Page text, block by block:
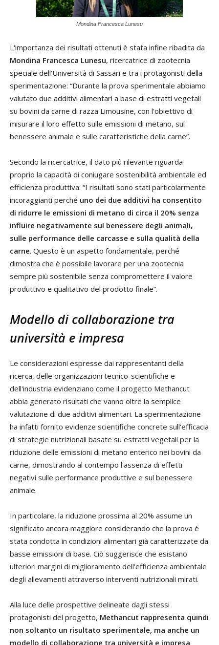
Mondina Francesca Lunesu
L'importanza dei risultati ottenuti è stata infine ribadita da
Mondina Francesca Lunesu, ricercatrice di zootecnia
speciale dell'Università di Sassari e tra i protagonisti della
sperimentazione: “Durante la prova sperimentale abbiamo
valutato due additivi alimentari a base di estratti vegetali
su bovini da carne di razza Limousine, con l'obiettivo di
misurare il loro effetto sulle emissioni di metano, sul
benessere animale e sulle caratteristiche della carne”.
Secondo la ricercatrice, il dato più rilevante riguarda
proprio la capacità di coniugare sostenibilità ambientale ed
efficienza produttiva: “I risultati sono stati particolarmente
incoraggianti perché uno dei due additivi ha consentito
di ridurre le emissioni di metano di circa il 20% senza
influire negativamente sul benessere degli animali,
sulle performance delle carcasse e sulla qualità della
carne. Questo è un aspetto fondamentale, perché
dimostra che è possibile lavorare per una zootecnia
sempre più sostenibile senza compromettere il valore
produttivo e qualitativo del prodotto finale”.
Modello di collaborazione tra
università e impresa
Le considerazioni espresse dai rappresentanti della
ricerca, delle organizzazioni tecnico-scientifiche e
dell'industria evidenziano come il progetto Methancut
abbia generato risultati che vanno oltre la semplice
valutazione di due additivi alimentari. La sperimentazione
ha infatti fornito evidenze scientifiche concrete sull'efficacia
di strategie nutrizionali basate su estratti vegetali per la
riduzione delle emissioni di metano enterico nei bovini da
carne, dimostrando al contempo l'assenza di effetti
negativi sulle performance produttive e sul benessere
animale.
In particolare, la riduzione prossima al 20% assume un
significato ancora maggiore considerando che la prova è
stata condotta in condizioni alimentari già caratterizzate da
basse emissioni di base. Ciò suggerisce che esistano
ulteriori margini di miglioramento dell'efficienza ambientale
degli allevamenti attraverso interventi nutrizionali mirati.
Alla luce delle prospettive delineate dagli stessi
protagonisti del progetto, Methancut rappresenta quindi
non soltanto un risultato sperimentale, ma anche un
modello di collaborazione tra università e impresa